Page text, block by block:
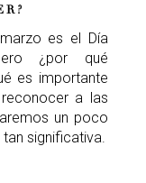
es el Día
¿por qué
es importante
a las
un poco
significativa.